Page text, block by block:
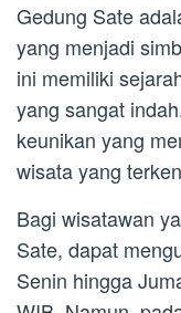
Gedung Sate
yang menjadi
ini memiliki
yang sangat
keunikan yang
wisata yang
Bagi wisatawan
Sate, dapat
Senin hingga